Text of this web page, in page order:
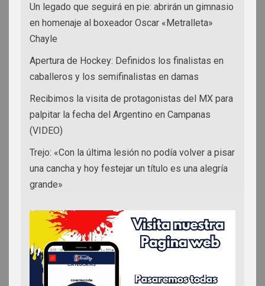
Un legado que seguirá en pie: abrirán un gimnasio
en homenaje al boxeador Oscar «Metralleta»
Chayle
Apertura de Hockey: Definidos los finalistas en
caballeros y los semifinalistas en damas
Recibimos la visita de protagonistas del MX para
palpitar la fecha del Argentino en Campanas
(VIDEO)
Trejo: «Con la última lesión no podía volver a pisar
una cancha y hoy festejar un título es una alegría
grande»